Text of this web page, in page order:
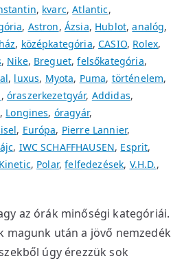
, kvarc,Atlantic,
, Astron, Ázsia, Hublot,analóg,
, középkategória,CASIO, Rolex,
, Nike, Breguet,felsőkategória,
, luxus, Myota, Puma, történelem,
, óraszerkezetgyár, Addidas,
, Longines, óragyár,
, Európa, Pierre Lannier,
, IWC SCHAFFHAUSEN, Esprit,
Kinetic, Polar,felfedezések, V.H.D.,
az órák minőségi kategóriái.
magunk után a jövő nemzedék
úgy érezzük sok